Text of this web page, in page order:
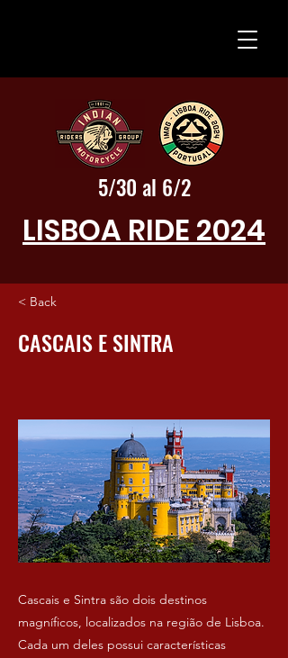
5/30 al 6/2
LISBOA RIDE 2024
< Back
CASCAIS E SINTRA
Cascais e Sintra são dois destinos
magníficos, localizados na região de Lisboa.
Cada um deles possui características